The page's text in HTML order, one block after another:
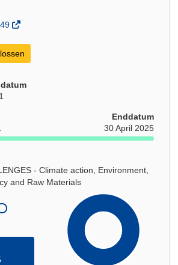
Enddatum
30 April 2025
- Climate action, Environment,
and Raw Materials